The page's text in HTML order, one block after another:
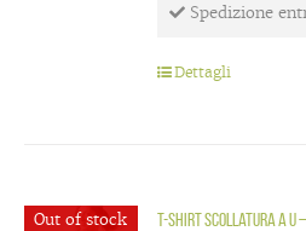
Spedizione
Dettagli
Out of stock T-Shirt scollatura a U